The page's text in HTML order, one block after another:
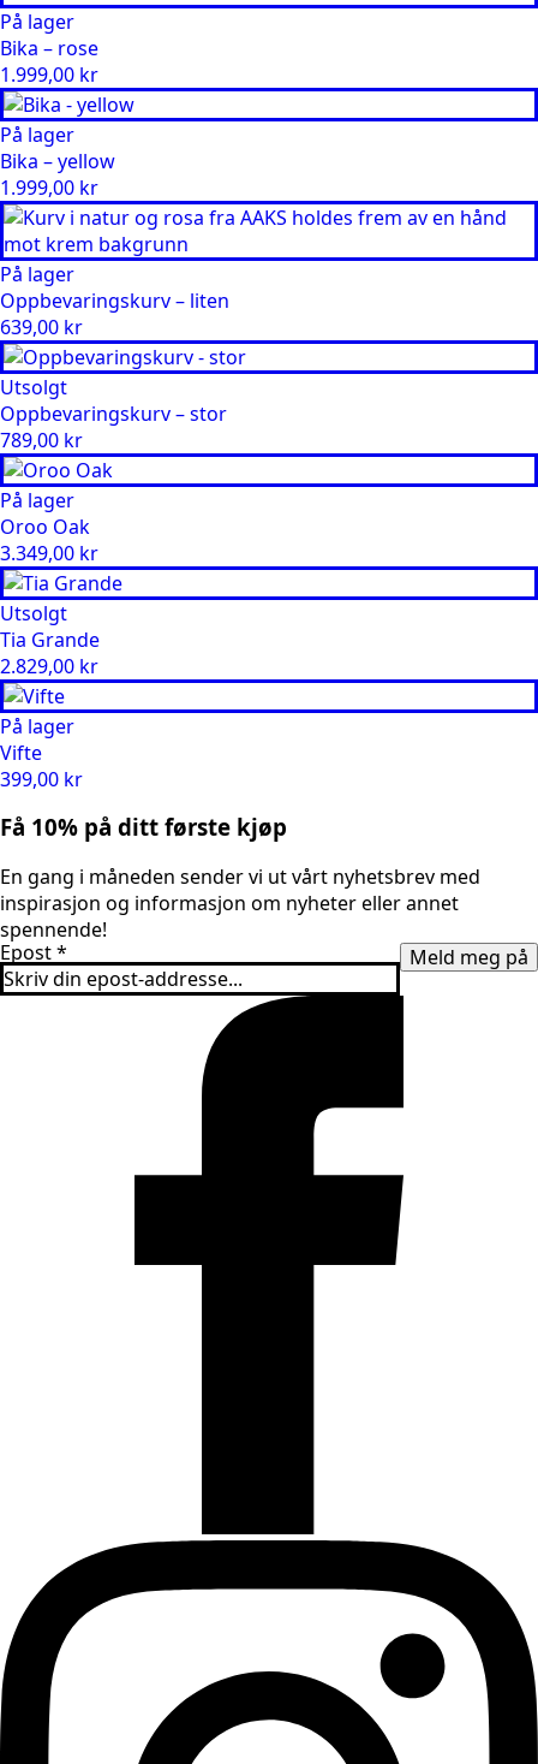
På lager
Bika – rose
1.999,00 kr
På lager
Bika – yellow
1.999,00 kr
På lager
Oppbevaringskurv – liten
639,00 kr
Utsolgt
Oppbevaringskurv – stor
789,00 kr
På lager
Oroo Oak
3.349,00 kr
Utsolgt
Tia Grande
2.829,00 kr
På lager
Vifte
399,00 kr
Få 10% på ditt første kjøp
En gang i måneden sender vi ut vårt nyhetsbrev med
inspirasjon og informasjon om nyheter eller annet
spennende!
Epost* Meld meg på